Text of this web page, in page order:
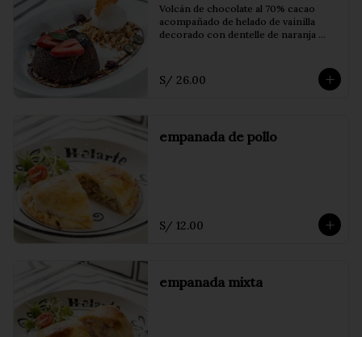
Volcán de chocolate al 70% cacao
acompañado de helado de vainilla
decorado con dentelle de naranja
S/ 26.00
empanada de pollo
S/ 12.00
empanada mixta